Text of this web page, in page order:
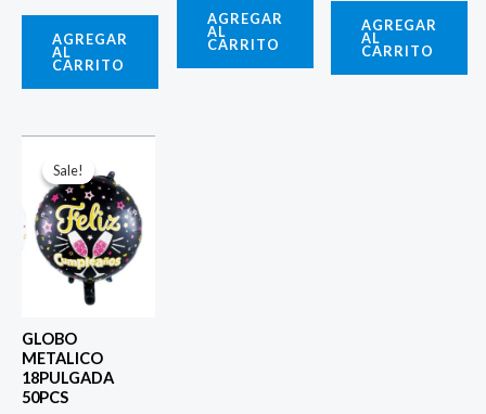
AGREGAR
AL
CARRITO
AGREGAR
AL
CARRITO
AGREGAR
AL
CARRITO
Sale!
Sale!
GLOBO
METALICO
18PULGADA
50PCS
precio
original
era:
$ 4.000.
es:
$ 2.800.